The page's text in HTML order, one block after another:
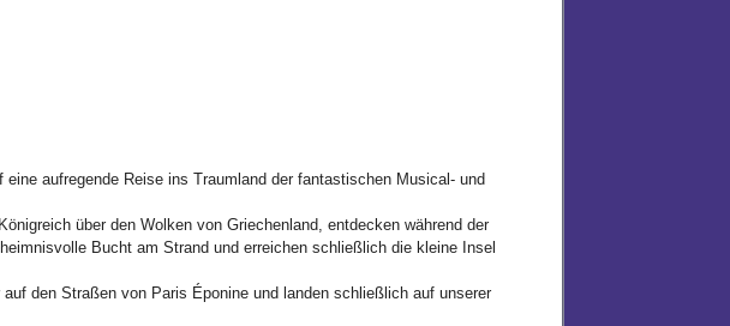
aufregende Reise ins Traumland der fantastischen Musical- und
über den Wolken von Griechenland, entdecken während der
Bucht am Strand und erreichen schließlich die kleine Insel
den Straßen von Paris Éponine und landen schließlich auf unserer